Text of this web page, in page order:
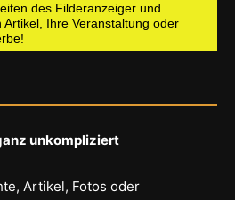
des Filderanzeiger und
Ihre Veranstaltung oder
unkompliziert
Artikel, Fotos oder